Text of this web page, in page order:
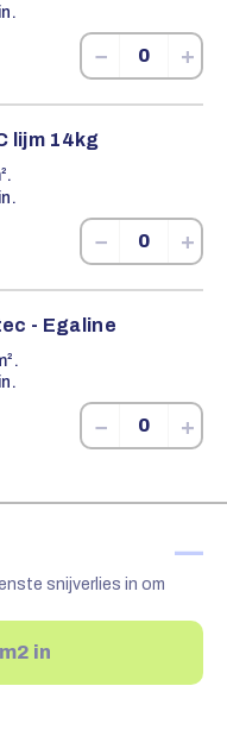
− +
lijm 14kg
− +
- Egaline
− +
—
snijverlies in om
in